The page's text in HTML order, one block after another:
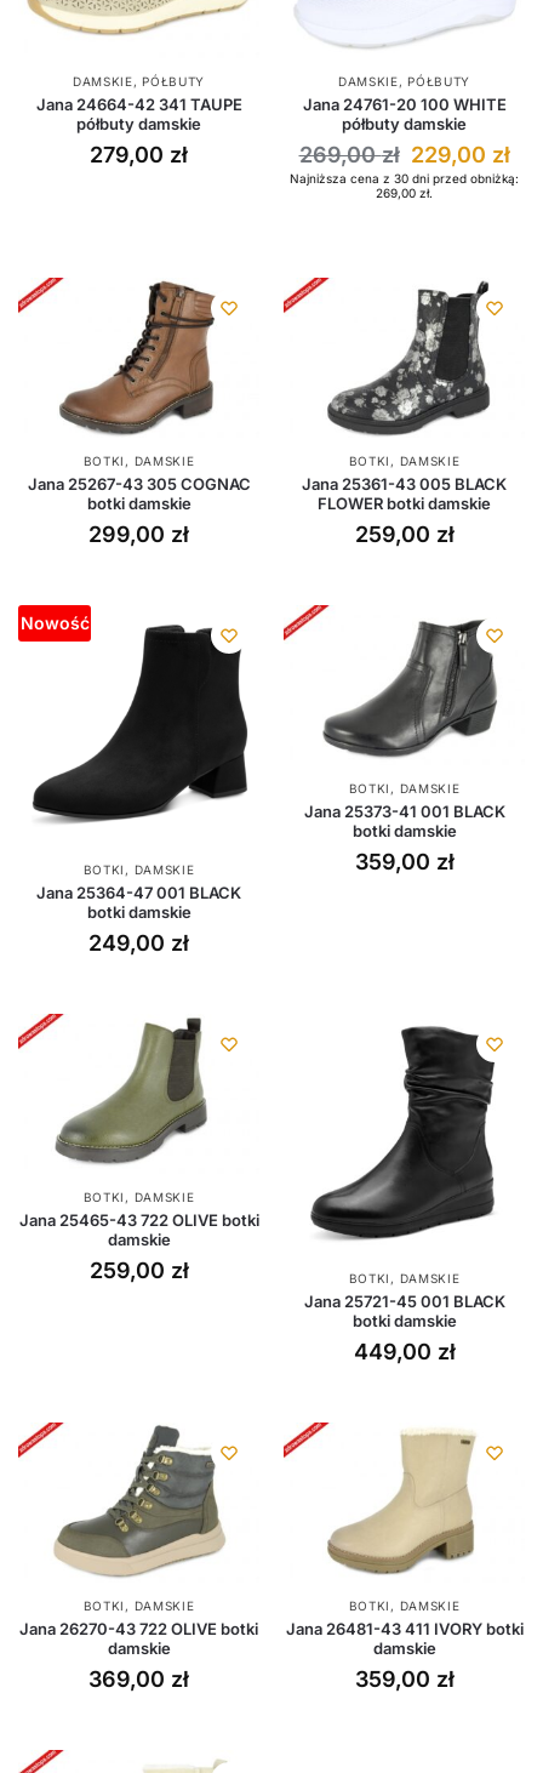
DAMSKIE,PÓŁBUTY
Jana 24664-42 341 TAUPE
półbuty damskie
279,00 zł
DAMSKIE,PÓŁBUTY
Jana 24761-20 100 WHITE
półbuty damskie
269,00zł 229,00 zł
Najniższa cena z 30 dni przed obniżką:
269,00 zł.
BOTKI , DAMSKIE
Jana 25267-43 305 COGNAC
botki damskie
299,00 zł
BOTKI , DAMSKIE
Jana 25361-43 005 BLACK
FLOWER botki damskie
259,00 zł
Nowość
BOTKI , DAMSKIE
Jana 25364-47 001 BLACK
botki damskie
249,00 zł
BOTKI , DAMSKIE
Jana 25373-41 001 BLACK
botki damskie
359,00 zł
BOTKI , DAMSKIE
Jana 25465-43 722 OLIVE botki
damskie
259,00 zł BOTKI , DAMSKIE
Jana 25721-45 001 BLACK
botki damskie
449,00 zł
BOTKI , DAMSKIE
Jana 26270-43 722 OLIVE botki
damskie
369,00 zł
BOTKI , DAMSKIE
Jana 26481-43 411 IVORY botki
damskie
359,00 zł